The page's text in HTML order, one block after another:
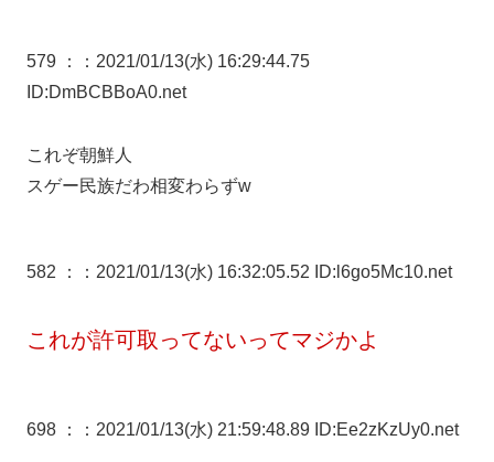
579 ：
：2021/01/13(水) 16:29:44.75
ID:DmBCBBoA0.net
これぞ朝鮮人
スゲー民族だわ相変わらずw
582 ： ：2021/01/13(水) 16:32:05.52 ID:l6go5Mc10.net
これが許可取ってないってマジかよ
698 ： ：2021/01/13(水) 21:59:48.89 ID:Ee2zKzUy0.net